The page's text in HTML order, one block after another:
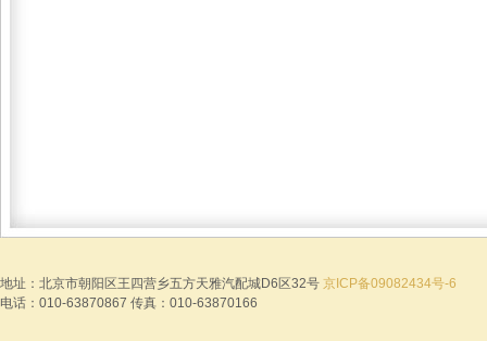
地址：北京市朝阳区王四营乡五方天雅汽配城D6区32号 京ICP备09082434号-6
电话：010-63870867 传真：010-63870166